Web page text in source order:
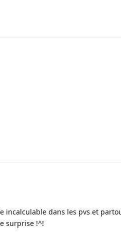
incalculable dans les pvs et
surprise !^!